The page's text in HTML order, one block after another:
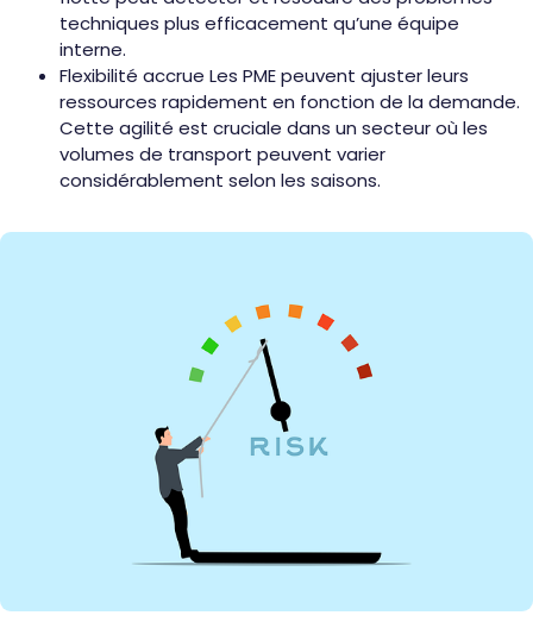
techniques plus efficacement qu’une équipe
interne.
Flexibilité accrue Les PME peuvent ajuster leurs
ressources rapidement en fonction de la demande.
Cette agilité est cruciale dans un secteur où les
volumes de transport peuvent varier
considérablement selon les saisons.